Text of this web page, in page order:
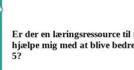
Er der en læringsressource
hjælpe mig med at blive
5?